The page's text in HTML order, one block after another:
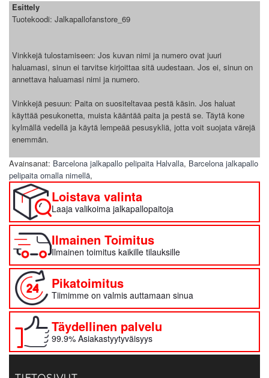
Esittely
Tuotekoodi: Jalkapallofanstore_69
Vinkkejä tulostamiseen: Jos kuvan nimi ja numero ovat juuri
haluamasi, sinun ei tarvitse kirjoittaa sitä uudestaan. Jos ei, sinun on
annettava haluamasi nimi ja numero.
Vinkkejä pesuun: Paita on suositeltavaa pestä käsin. Jos haluat
käyttää pesukonetta, muista kääntää paita ja pestä se. Täytä kone
kylmällä vedellä ja käytä lempeää pesusykliä, jotta voit suojata värejä
enemmän.
Avainsanat: Barcelona jalkapallo pelipaita Halvalla, Barcelona jalkapallo
pelipaita omalla nimellä,
Loistava valinta
Laaja valikoima jalkapallopaitoja
Ilmainen Toimitus
Ilmainen toimitus kaikille tilauksille
Pikatoimitus
Tiimimme on valmis auttamaan sinua
Täydellinen palvelu
99.9% Asiakastyytyväisyys